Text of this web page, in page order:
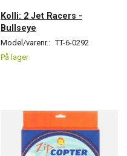
Kolli: 2 Jet Racers -
Bullseye
Model/varenr.: TT-6-0292
På lager